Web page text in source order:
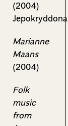
(2004)
Jepokryddona
Marianne
Maans
(2004)
Folk
music
from